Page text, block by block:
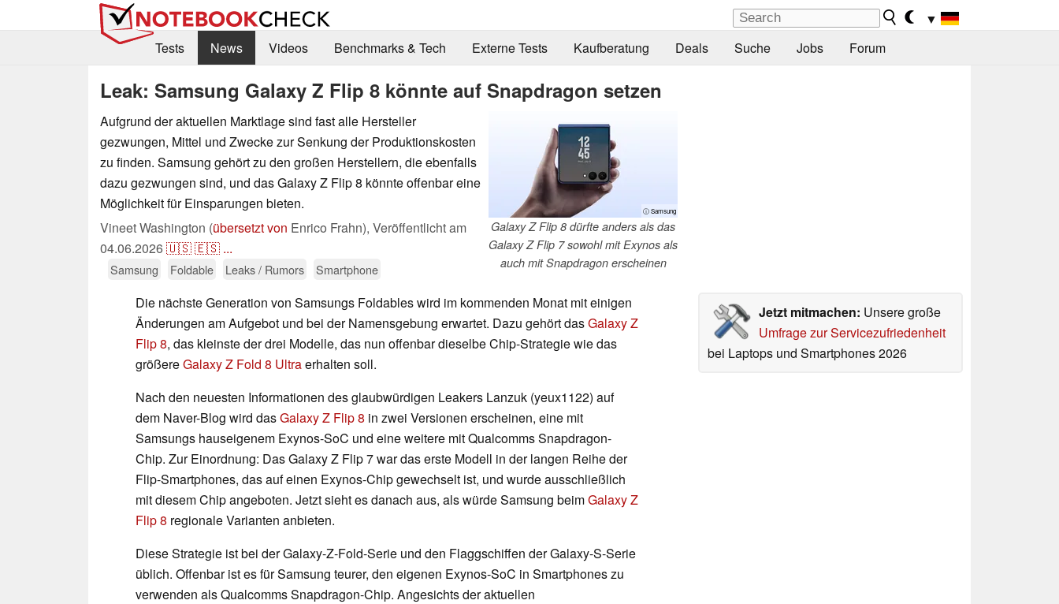
▼
Tests
News Videos Benchmarks & Tech Externe Tests Kaufberatung Deals Suche Jobs Forum
Leak: Samsung Galaxy Z Flip 8 könnte auf Snapdragon setzen
ⓘ Samsung
Galaxy Z Flip 8 dürfte anders als das
Galaxy Z Flip 7 sowohl mit Exynos als
auch mit Snapdragon erscheinen
Aufgrund der aktuellen Marktlage sind fast alle Hersteller
gezwungen, Mittel und Zwecke zur Senkung der Produktionskosten
zu finden. Samsung gehört zu den großen Herstellern, die ebenfalls
dazu gezwungen sind, und das Galaxy Z Flip 8 könnte offenbar eine
Möglichkeit für Einsparungen bieten.
Vineet Washington (übersetzt von Enrico Frahn), Veröffentlicht am
04.06.2026🇺🇸🇪🇸 ...
Samsung Foldable Leaks / Rumors Smartphone
Jetzt mitmachen: Unsere große
Umfrage zur Servicezufriedenheit
bei Laptops und Smartphones 2026
Die nächste Generation von Samsungs Foldables wird im kommenden Monat mit einigen
Änderungen am Aufgebot und bei der Namensgebung erwartet. Dazu gehört dasGalaxy Z
Flip 8, das kleinste der drei Modelle, das nun offenbar dieselbe Chip-Strategie wie das
größereGalaxy Z Fold 8 Ultraerhalten soll.
Nach den neuesten Informationen des glaubwürdigen Leakers Lanzuk (yeux1122) auf
dem Naver-Blog wird dasGalaxy Z Flip 8 in zwei Versionen erscheinen, eine mit
Samsungs hauseigenem Exynos-SoC und eine weitere mit Qualcomms Snapdragon-
Chip. Zur Einordnung: Das Galaxy Z Flip 7 war das erste Modell in der langen Reihe der
Flip-Smartphones, das auf einen Exynos-Chip gewechselt ist, und wurde ausschließlich
mit diesem Chip angeboten. Jetzt sieht es danach aus, als würde Samsung beimGalaxy Z
Flip 8 regionale Varianten anbieten.
Diese Strategie ist bei der Galaxy-Z-Fold-Serie und den Flaggschiffen der Galaxy-S-Serie
üblich. Offenbar ist es für Samsung teurer, den eigenen Exynos-SoC in Smartphones zu
verwenden als Qualcomms Snapdragon-Chip. Angesichts der aktuellen